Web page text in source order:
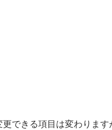
更できる項目は変わりま